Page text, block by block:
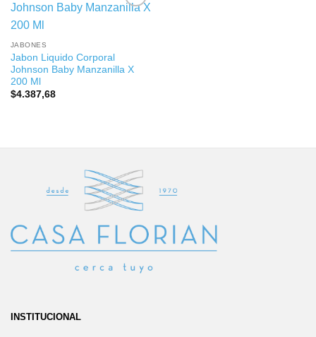
JABONES
Jabon Liquido Corporal
Johnson Baby Manzanilla X
200 Ml
$4.387,68
INSTITUCIONAL